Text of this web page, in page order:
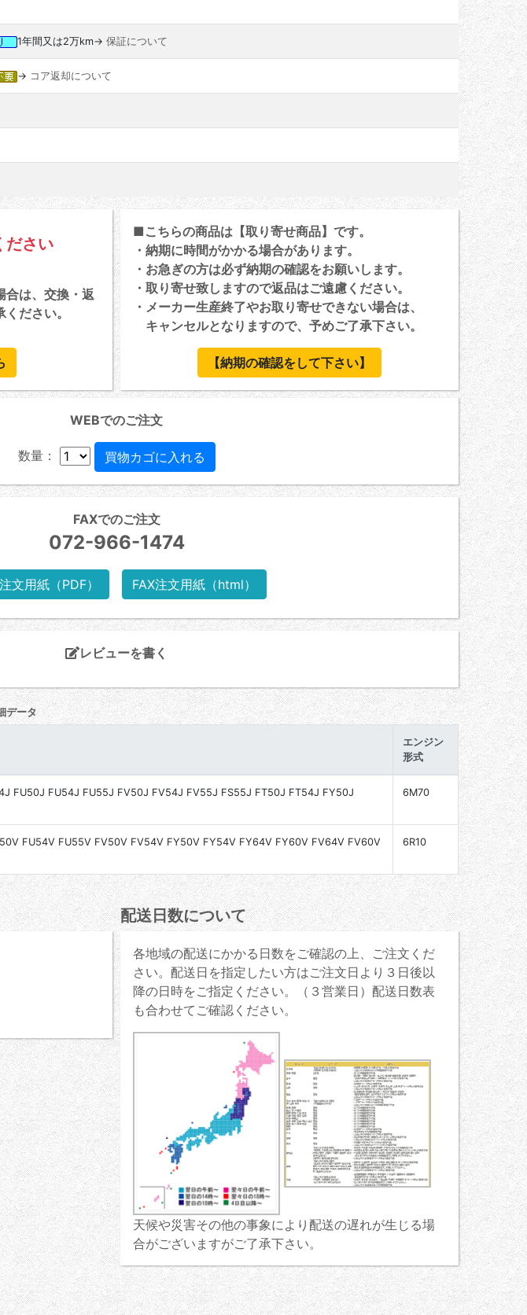
1年間又は2万km→ 保証について
→ コア返却について
ださい
合は、交換・返
ださい。
■こちらの商品は【取り寄せ商品】です。
・納期に時間がかかる場合があります。
・お急ぎの方は必ず納期の確認をお願いします。
・取り寄せ致しますので返品はご遠慮ください。
・メーカー生産終了やお取り寄せできない場合は、
キャンセルとなりますので、予めご了承下さい。
【納期の確認をして下さい】
WEBでのご注文
数量：
FAXでのご注文
072-966-1474
文用紙（PDF） FAX注文用紙（html）
レビューを書く
データ
エンジン
形式
FU50J FU54J FU55J FV50J FV54J FV55J FS55J FT50J FT54J FY50J
6M70
FU54V FU55V FV50V FV54V FY50V FY54V FY64V FY60V FV64V FV60V
6R10
配送日数について
各地域の配送にかかる日数をご確認の上、ご注文くだ
さい。配送日を指定したい方はご注文日より３日後以
降の日時をご指定ください。（３営業日）配送日数表
も合わせてご確認ください。
天候や災害その他の事象により配送の遅れが生じる場
合がございますがご了承下さい。